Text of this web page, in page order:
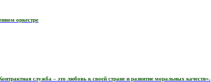
оркестре
служба – это любовь к своей стране и развитие моральных качеств».